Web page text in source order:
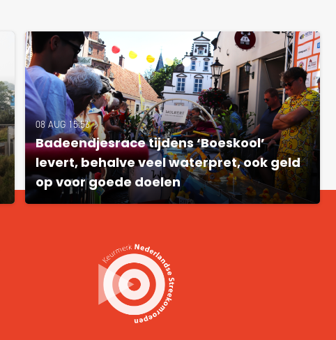
08 AUG 15:56
Badeendjesrace tijdens ‘Boeskool’
levert, behalve veel waterpret, ook geld
op voor goede doelen